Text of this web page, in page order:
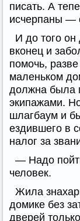
писать. А
исчерпаны —
И до того он
вконец и
помочь,
маленьком
должна была
экипажами.
шлагбаум и
ездившего в
налог за
— Надо
человек.
Жила
домике без
дверей